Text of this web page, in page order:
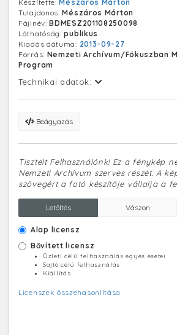
Készítette:Mészáros Márton
Tulajdonos:Mészáros Márton
Fájlnév:BDMESZ201108250098
Láthatóság:publikus
Kiadás dátuma: 2013-09-27
Forrás: Nemzeti Archívum/Fókuszban
Program
Technikai adatok:
Beágyazás
Tisztelt Felhasználónk! Ez a fénykép
Nemzeti Archívum szerves részét. A
szövegért a fotó készítője vállalja a
Letöltés Vászon
Alap licensz
Bővített licensz
Üzleti célú felhasználás egyes esetei
Sajtó célú felhasználás
Kiállítás
Licenszek összehasonlítása